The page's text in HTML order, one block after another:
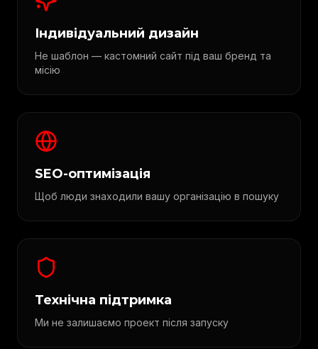
Індивідуальний дизайн
Не шаблон — кастомний сайт під ваш бренд та
місію
SEO-оптимізація
Щоб люди знаходили вашу організацію в пошуку
Технічна підтримка
Ми не залишаємо проект після запуску